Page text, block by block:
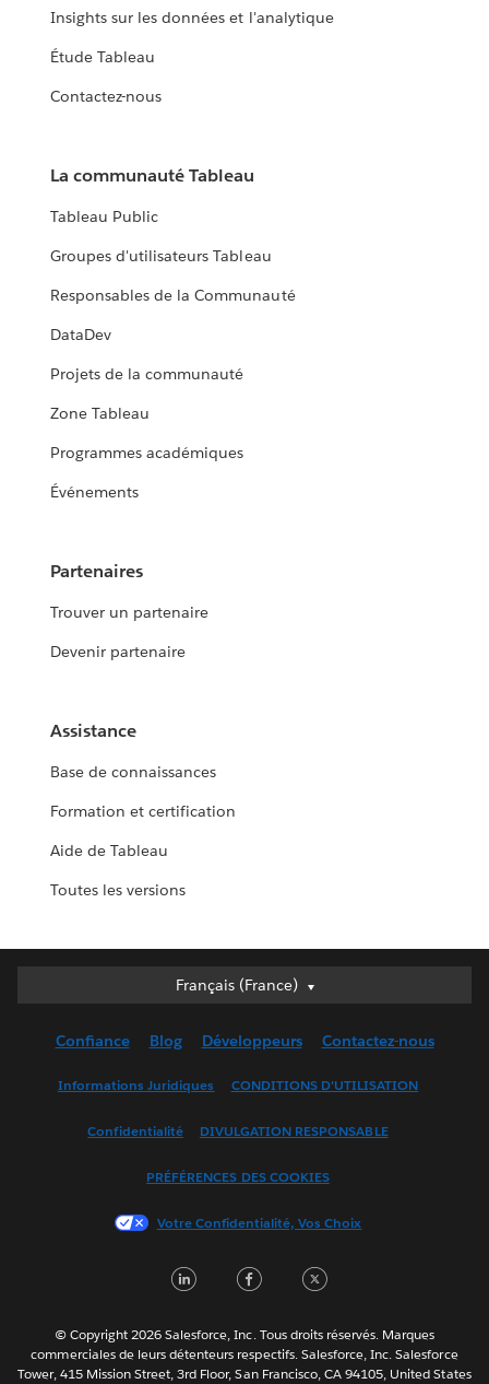
Insights sur les données et l'analytique
Étude Tableau
Contactez-nous
La communauté Tableau
Tableau Public
Groupes d'utilisateurs Tableau
Responsables de la Communauté
DataDev
Projets de la communauté
Zone Tableau
Programmes académiques
Événements
Partenaires
Trouver un partenaire
Devenir partenaire
Assistance
Base de connaissances
Formation et certification
Aide de Tableau
Toutes les versions
Français (France)
Français (France)
English (UK)
Français (Canada)
한국어
Português
ไทย
Confiance Blog Développeurs Contactez-nous
Informations Juridiques CONDITIONS D'UTILISATION
Confidentialité DIVULGATION RESPONSABLE
PRÉFÉRENCES DES COOKIES
Votre Confidentialité, Vos Choix
LinkedInFacebook
© Copyright 2026 Salesforce, Inc. Tous droits réservés. Marques
commerciales de leurs détenteurs respectifs. Salesforce, Inc. Salesforce
Tower, 415 Mission Street, 3rd Floor, San Francisco, CA 94105, United States